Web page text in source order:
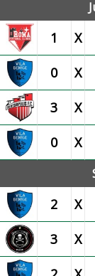
1 X
0 X
3 X
0 X
2 X
3 X